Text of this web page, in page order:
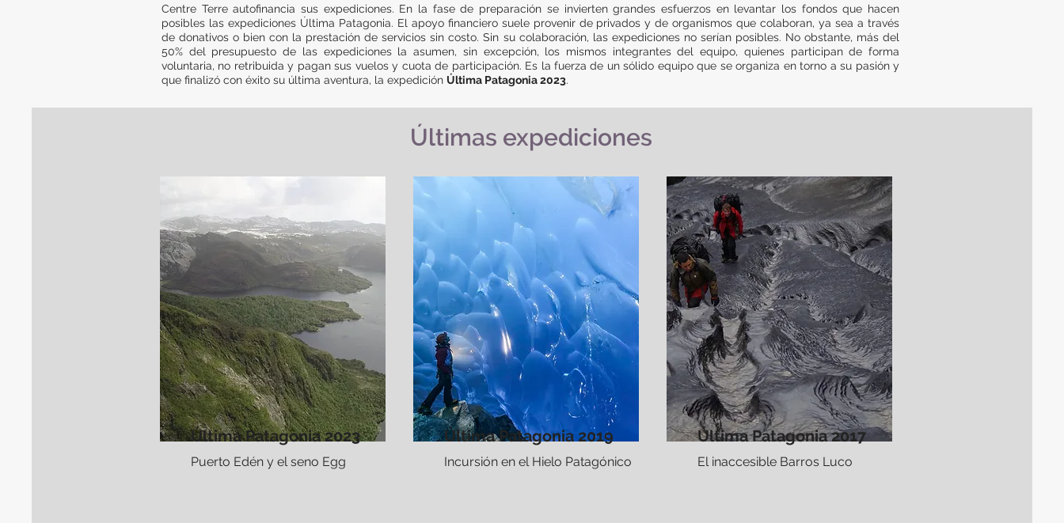
Centre Terre autofinancia sus expediciones. En la fase de preparación se invierten grandes esfuerzos en levantar los fondos que hacen
posibles las expediciones Última Patagonia. El apoyo financiero suele provenir de privados y de organismos que colaboran, ya sea a través
de donativos o bien con la prestación de servicios sin costo. Sin su colaboración, las expediciones no serían posibles. No obstante, más del
50% del presupuesto de las expediciones la asumen, sin excepción, los mismos integrantes del equipo, quienes participan de forma
voluntaria, no retribuida y pagan sus vuelos y cuota de participación. Es la fuerza de un sólido equipo que se organiza en torno a su pasión y
que finalizó con éxito su última aventura, la expedición Última Patagonia 2023.
Últimas expediciones
Última Patagonia 2023
Puerto Edén y el seno Egg
Última Patagonia 2019
Incursión en el Hielo Patagónico
Última Patagonia 2017
El inaccesible Barros Luco